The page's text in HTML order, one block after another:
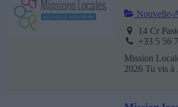
Nouvelle-
14 Cr
+33 5 56
Mission
2026 Tu vis à